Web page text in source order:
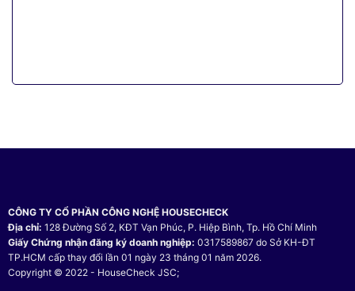
CÔNG TY CỔ PHẦN CÔNG NGHỆ HOUSECHECK
Địa chỉ: 128 Đường Số 2, KĐT Vạn Phúc, P. Hiệp Bình, Tp. Hồ Chí Minh
Giấy Chứng nhận đăng ký doanh nghiệp: 0317589867 do Sở KH-ĐT
TP.HCM cấp thay đổi lần 01 ngày 23 tháng 01 năm 2026.
Copyright © 2022 - HouseCheck JSC;